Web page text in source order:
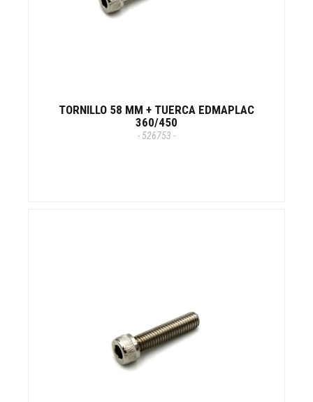
TORNILLO 58 MM + TUERCA EDMAPLAC
360/450
- 526753 -